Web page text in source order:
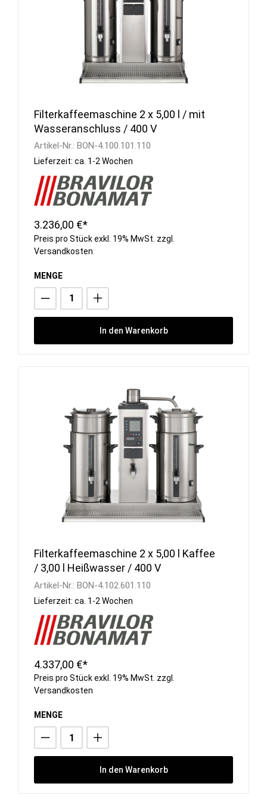
Filterkaffeemaschine 2 x 5,00 l / mit
Wasseranschluss / 400 V
Artikel-Nr.: BON-4.100.101.110
Lieferzeit: ca. 1-2 Wochen
3.236,00 €*
Preis pro Stück exkl. 19% MwSt. zzgl.
Versandkosten
MENGE
In den Warenkorb
Filterkaffeemaschine 2 x 5,00 l Kaffee
/ 3,00 l Heißwasser / 400 V
Artikel-Nr.: BON-4.102.601.110
Lieferzeit: ca. 1-2 Wochen
4.337,00 €*
Preis pro Stück exkl. 19% MwSt. zzgl.
Versandkosten
MENGE
In den Warenkorb